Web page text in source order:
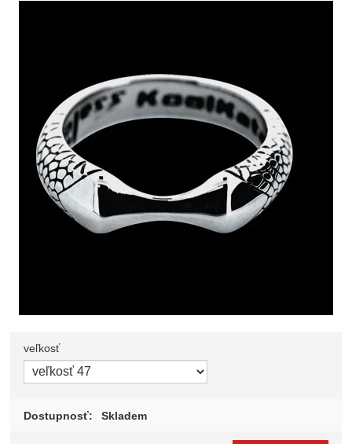
Zvoľte variant
veľkosť
Dostupnosť: Skladem